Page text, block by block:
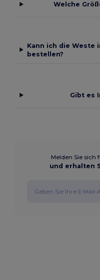
Welche
Kann ich die Weste
bestellen?
Gibt es
Melden Sie sich
und erhalten